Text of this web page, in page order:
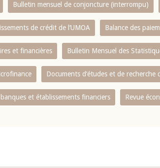
Bulletin mensuel de conjoncture (interrompu)
de crédit de l‘UMOA Balance des
et financières Bulletin Mensuel des
Documents d’études et de recherche
et établissements financiers Revue